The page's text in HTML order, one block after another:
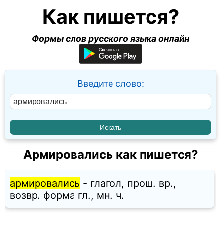
Как пишется?
Формы слов русского языка онлайн
Введите слово:
Армировались как пишется?
армировались - глагол, прош. вр.,
возвр. форма гл., мн. ч.